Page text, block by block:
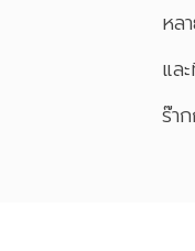
หล
แล
ร๊า